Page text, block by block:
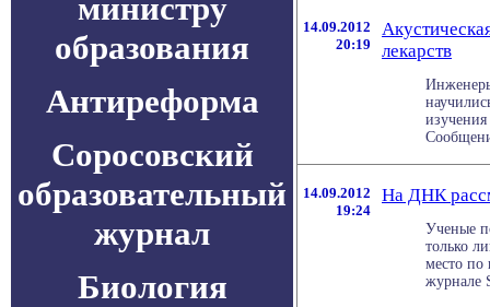
министру
образования
Антиреформа
Соросовский
образовательный
журнал
Биология
14.09.2012
20:19
лекарств
14.09.2012
19:24
На ДНК
Ученые
только
место по
журнале